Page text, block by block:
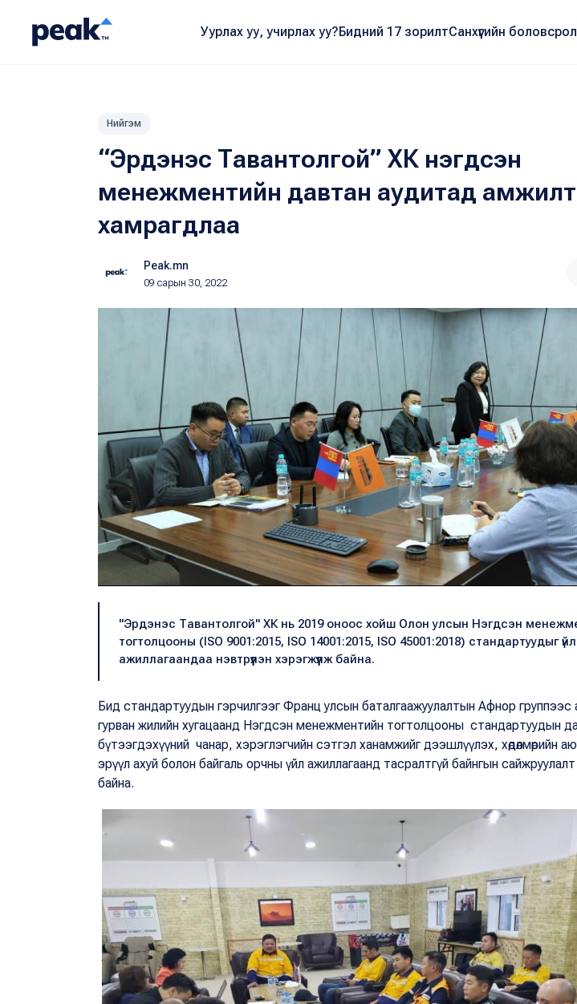
Уурлах уу, учирлах уу?Бидний 17 зорилтСанхүүгийн боловсрол
Нийгэм
“Эрдэнэс Тавантолгой” ХК нэгдсэн
менежментийн давтан аудитад
хамрагдлаа
Peak.mn
09 сарын 30, 2022
"Эрдэнэс Тавантолгой" ХК нь 2019 оноос хойш Олон улсын Нэгдсэн
тогтолцооны (ISO 9001:2015, ISO 14001:2015, ISO 45001:2018) стандартуудыг үйл
ажиллагаандаа нэвтрүүлэн хэрэгжүүлж байна.
Бид стандартуудын гэрчилгээг Франц улсын баталгаажуулалтын Афнор группээс авсан
гурван жилийн хугацаанд Нэгдсэн менежментийн тогтолцооны стандартуудын
бүтээгдэхүүний чанар, хэрэглэгчийн сэтгэл ханамжийг дээшлүүлэх, хөдөлмөрийн
эрүүл ахуй болон байгаль орчны үйл ажиллагаанд тасралтгүй байнгын
байна.